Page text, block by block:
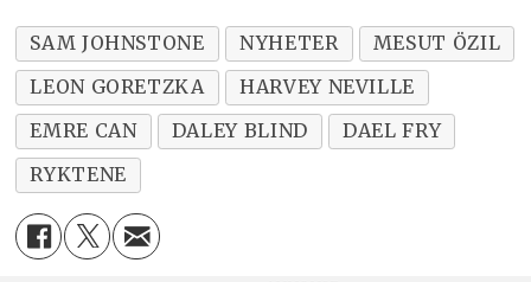
SAM JOHNSTONE NYHETER
MESUT ÖZIL
LEON GORETZKA
HARVEY NEVILLE
EMRE CAN
DALEY BLIND
DAEL FRY
RYKTENE